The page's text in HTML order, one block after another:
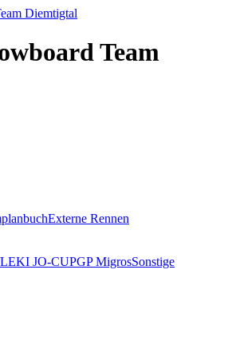
Team
Externe Rennen
JO-CUPGP MigrosSonstige